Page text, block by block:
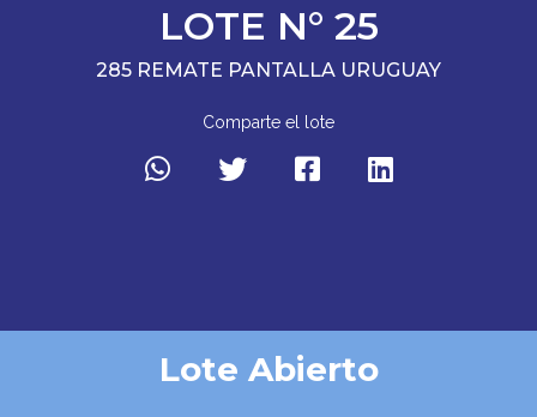
LOTE N° 25
285 REMATE PANTALLA URUGUAY
Comparte el lote
Lote Abierto